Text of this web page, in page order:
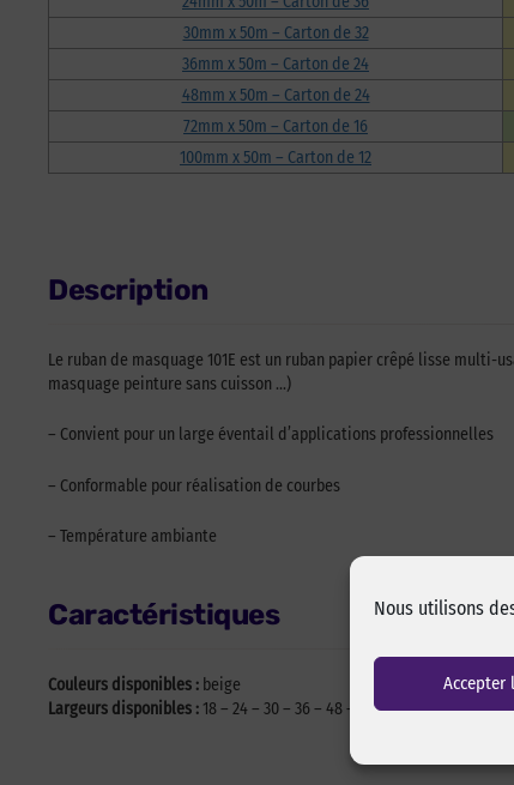
Nous utilisons
Accepter
30mm x 50m – Carton de 32
36mm x 50m – Carton de 24
48mm x 50m – Carton de 24
72mm x 50m – Carton de 16
100mm x 50m – Carton de 12
Description
Le ruban de masquage 101E est un ruban papier crêpé lisse multi-
masquage peinture sans cuisson …)
– Convient pour un large éventail d’applications professionnelles
– Conformable pour réalisation de courbes
– Température ambiante
Caractéristiques
Couleurs disponibles : beige
Largeurs disponibles : 18 – 24 – 30 – 36 – 48 – 72 – 100 mm